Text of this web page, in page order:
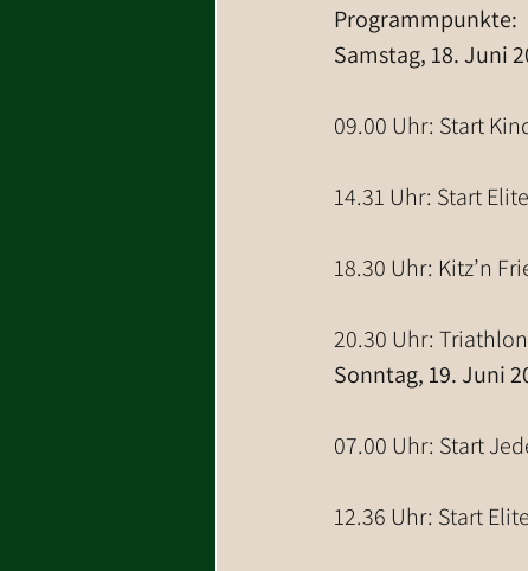
Programmpunkte:
Samstag, 18. Juni
09.00 Uhr: Start
14.31 Uhr: Start
18.30 Uhr: Kitz’n
20.30 Uhr:
Sonntag, 19. Juni
07.00 Uhr: Start
12.36 Uhr: Start